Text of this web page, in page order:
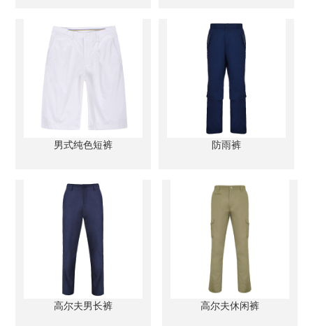
男式纯色短裤 防雨裤
高尔夫男长裤 高尔夫休闲裤